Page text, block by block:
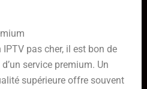
IPTV pas cher, il est bon de
service premium. Un
supérieure offre souvent